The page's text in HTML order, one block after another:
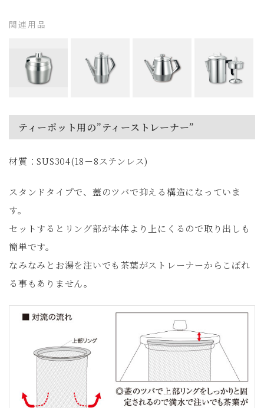
関連用品
ティーポット用の”ティーストレーナー”
材質：SUS304(18－8ステンレス)
スタンドタイプで、蓋のツバで抑える構造になっていま
す。
セットするとリング部が本体より上にくるので取り出しも
簡単です。
なみなみとお湯を注いでも茶葉がストレーナーからこぼれ
る事もありません。